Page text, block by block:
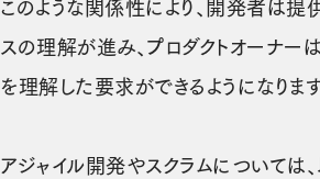
このような関係性により、開発者は提
スの理解が進み、プロダクトオーナ
を理解した要求ができるようになります
アジャイル開発やスクラムについては